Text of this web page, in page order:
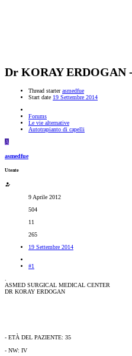
Dr KORAY ERDOGAN
Thread starter asmedfue
Start date 19 Settembre 2014
Forums
Le vie alternative
Autotrapianto di capelli
A
asmedfue
Utente
9 Aprile 2012
504
11
265
19 Settembre 2014
#1
ASMED SURGICAL MEDICAL CENTER
DR KORAY ERDOGAN
- ETÀ DEL PAZIENTE: 35
- NW: IV